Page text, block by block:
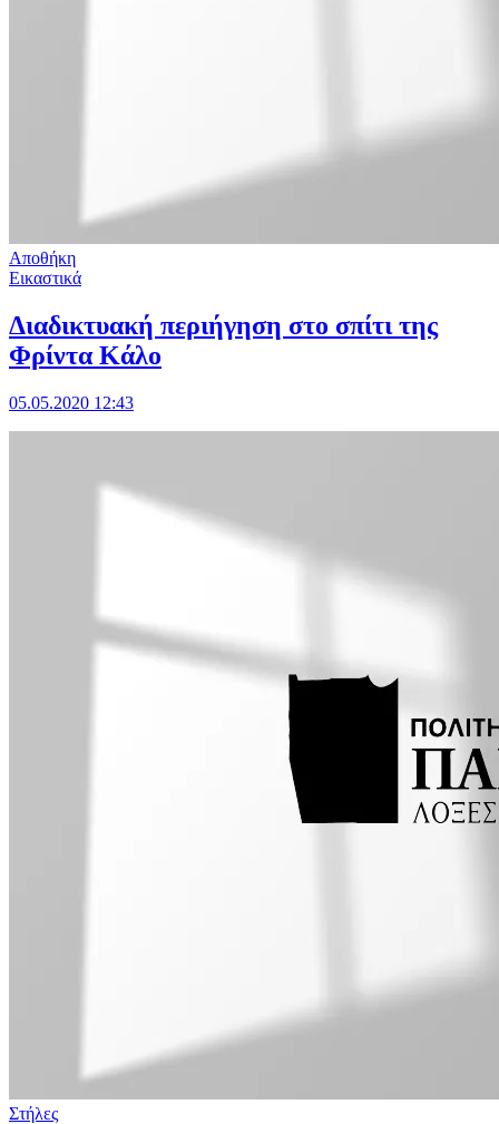
Αποθήκη
Εικαστικά
Διαδικτυακή περιήγηση στο σπίτι της
Φρίντα Κάλο
05.05.2020 12:43
Στήλες